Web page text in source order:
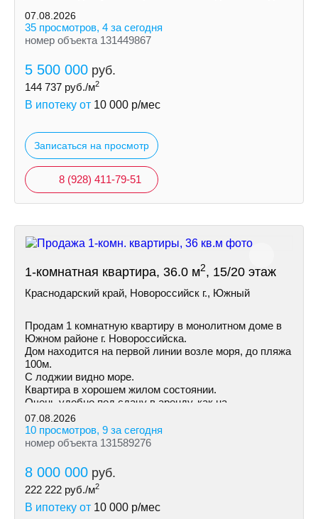
07.08.2026
35 просмотров, 4 за сегодня
номер объекта 131449867
5 500 000 руб.
144 737 руб./м2
В ипотеку от 10 000 р/мес
Записаться на просмотр
8 (928) 411-79-51
1-комнатная квартира, 36.0 м2, 15/20 этаж
Краснодарский край, Новороссийск г., Южный
Продам 1 комнатную квартиру в монолитном доме в
Южном районе г. Новороссийска.
Дом находится на первой линии возле моря, до пляжа
100м.
С лоджии видно море.
Квартира в хорошем жилом состоянии.
Очень удобно под сдачу в аренду, как на
долгосрочную так и посуточно.
07.08.2026
10 просмотров, 9 за сегодня
номер объекта 131589276
8 000 000 руб.
222 222 руб./м2
В ипотеку от 10 000 р/мес